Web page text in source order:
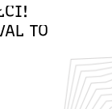
TO